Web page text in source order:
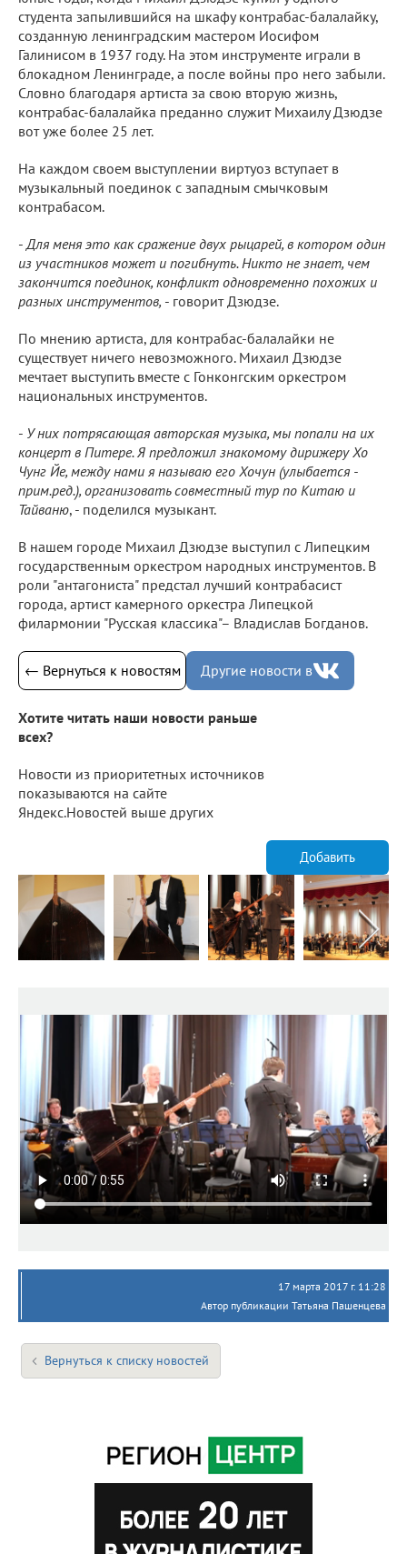
студента запылившийся на шкафу контрабас-балалайку,
созданную ленинградским мастером Иосифом
Галинисом в 1937 году. На этом инструменте играли в
блокадном Ленинграде, а после войны про него забыли.
Словно благодаря артиста за свою вторую жизнь,
контрабас-балалайка преданно служит Михаилу Дзюдзе
вот уже более 25 лет.
На каждом своем выступлении виртуоз вступает в
музыкальный поединок с западным смычковым
контрабасом.
- Для меня это как сражение двух рыцарей, в котором один
из участников может и погибнуть. Никто не знает, чем
закончится поединок, конфликт одновременно похожих и
разных инструментов, - говорит Дзюдзе.
По мнению артиста, для контрабас-балалайки не
существует ничего невозможного. Михаил Дзюдзе
мечтает выступить вместе с Гонконгским оркестром
национальных инструментов.
- У них потрясающая авторская музыка, мы попали на их
концерт в Питере. Я предложил знакомому дирижеру Хо
Чунг Йе, между нами я называю его Хочун (улыбается -
прим.ред.), организовать совместный тур по Китаю и
Тайваню, - поделился музыкант.
В нашем городе Михаил Дзюдзе выступил с Липецким
государственным оркестром народных инструментов. В
роли "антагониста" предстал лучший контрабасист
города, артист камерного оркестра Липецкой
филармонии "Русская классика"– Владислав Богданов.
← Вернуться к новостям Другие новости в
Хотите читать наши новости раньше
всех?
Новости из приоритетных источников
показываются на сайте
Яндекс.Новостей выше других
Добавить
17 марта 2017 г. 11:28
Автор публикации Татьяна Пашенцева
Вернуться к списку новостей